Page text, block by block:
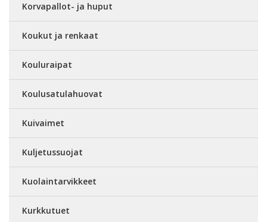
Korvapallot- ja huput
Koukut ja renkaat
Kouluraipat
Koulusatulahuovat
Kuivaimet
Kuljetussuojat
Kuolaintarvikkeet
Kurkkutuet